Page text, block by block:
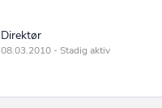
Direktør
08.03.2010 - Stadig aktiv